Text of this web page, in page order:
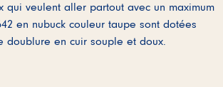
qui veulent aller partout avec un maximum
en nubuck couleur taupe sont dotées
doublure en cuir souple et doux.